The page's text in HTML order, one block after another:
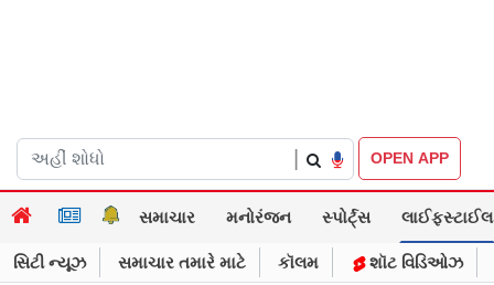
OPEN APP
સમાચાર મનોરંજન સ્પોર્ટ્સ લાઈફસ્ટાઈલ
સિટી ન્યૂઝ સમાચાર તમારે માટે કૉલમ શૉટ વિડિઓઝ